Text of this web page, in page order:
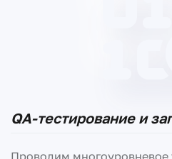
QA-тестирование и
Проводим многоуровневое